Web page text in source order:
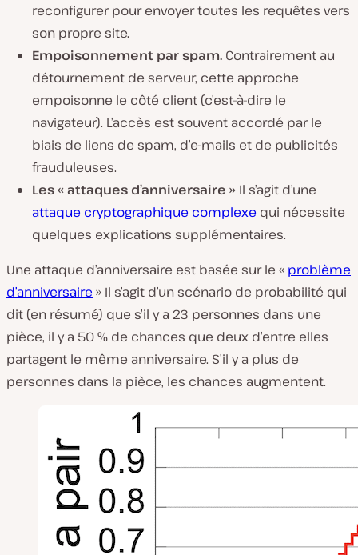
reconfigurer pour envoyer toutes les requêtes vers
son propre site.
Empoisonnement par spam. Contrairement au
détournement de serveur, cette approche
empoisonne le côté client (c’est-à-dire le
navigateur). L’accès est souvent accordé par le
biais de liens de spam, d’e-mails et de publicités
frauduleuses.
Les « attaques d’anniversaire » Il s’agit d’une
attaque cryptographique complexe qui nécessite
quelques explications supplémentaires.
Une attaque d’anniversaire est basée sur le « problème
d’anniversaire » Il s’agit d’un scénario de probabilité qui
dit (en résumé) que s’il y a 23 personnes dans une
pièce, il y a 50 % de chances que deux d’entre elles
partagent le même anniversaire. S’il y a plus de
personnes dans la pièce, les chances augmentent.